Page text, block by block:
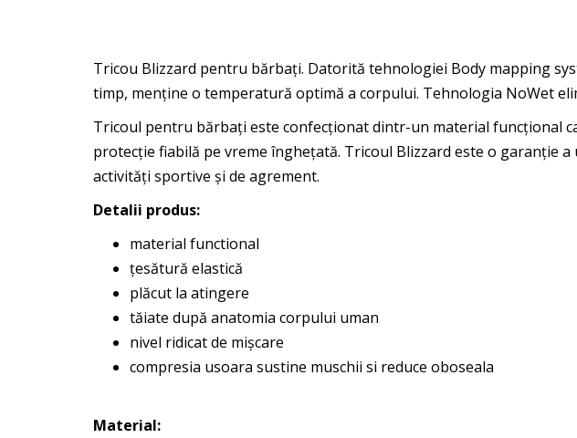
Tricou Blizzard pentru bărbați. Datorită tehnologiei Body mapping
timp, menține o temperatură optimă a corpului. Tehnologia NoWet
Tricoul pentru bărbați este confecționat dintr-un material funcțional
protecție fiabilă pe vreme înghețată. Tricoul Blizzard este o garanție
activități sportive și de agrement.
Detalii produs:
material functional
țesătură elastică
plăcut la atingere
tăiate după anatomia corpului uman
nivel ridicat de mișcare
compresia usoara sustine muschii si reduce oboseala
Material: